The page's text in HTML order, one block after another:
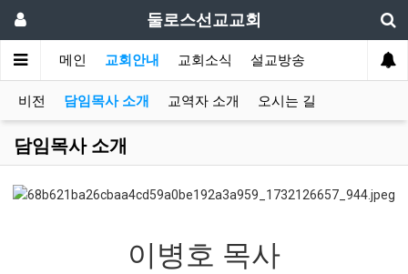
둘로스선교교회
메인 교회안내 교회소식 설교방송
비전 담임목사 소개 교역자 소개 오시는 길
담임목사 소개
이병호 목사